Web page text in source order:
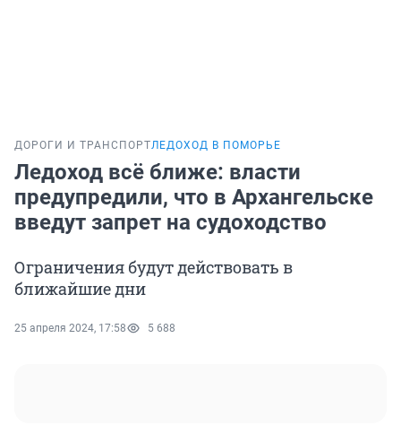
ДОРОГИ И ТРАНСПОРТЛЕДОХОД В ПОМОРЬЕ
Ледоход всё ближе: власти
предупредили, что в Архангельске
введут запрет на судоходство
Ограничения будут действовать в
ближайшие дни
25 апреля 2024, 17:58 5 688